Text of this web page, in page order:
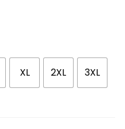
XL 2XL 3XL